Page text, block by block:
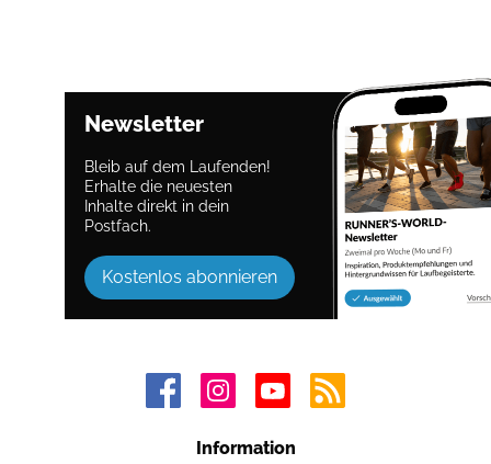
Newsletter
Bleib auf dem Laufenden!
Erhalte die neuesten
Inhalte direkt in dein
Postfach.
Kostenlos abonnieren
Information